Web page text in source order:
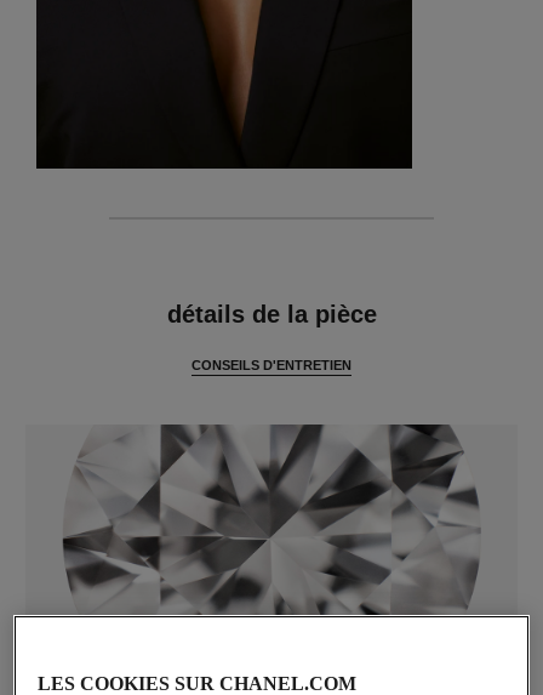
détails de la pièce
CONSEILS D'ENTRETIEN
LES COOKIES SUR CHANEL.COM